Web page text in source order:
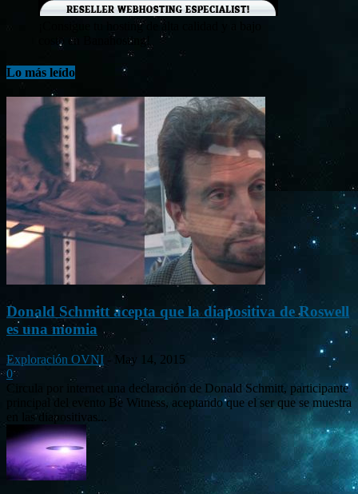
¡Consigue tu hosting de alta calidad y a bajo
costo en Banahosting!
Lo más leído
Donald Schmitt acepta que la diapositiva de Roswell
es una momia
Exploración OVNI - May 14, 2015
0
Circula por internet una declaración de Donald Schmitt, participante
principal del evento Be Witness, aceptando que el ser que se muestra
en las diapositivas...